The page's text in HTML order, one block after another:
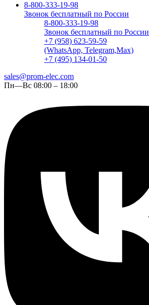
8-800-333-19-98
Звонок бесплатный по России
8-800-333-19-98
Звонок бесплатный по России
+7 (958) 623-59-59
(WhatsApp, Telegram,Max)
+7 (495) 134-01-50
sales@prom-elec.com
Пн—Вс 08:00 – 18:00